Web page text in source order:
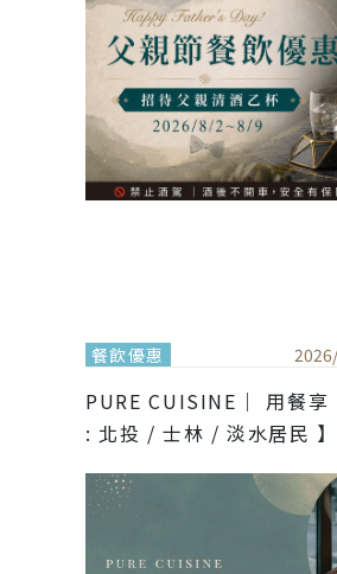
餐飲優惠 2026/
PURE CUISINE｜ 用餐
: 北投 / 士林 / 淡水居民 】